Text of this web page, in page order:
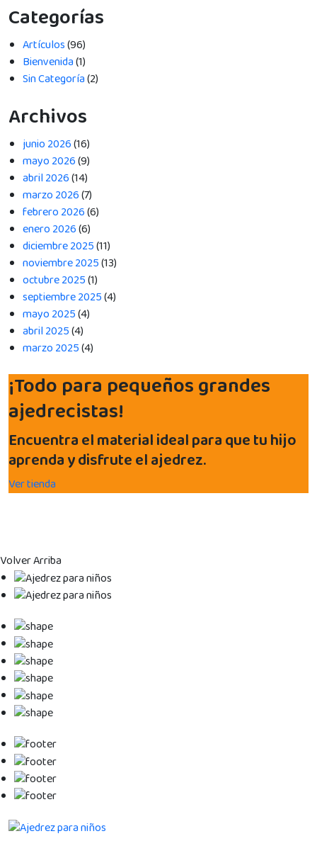
Categorías
Artículos(96)
Bienvenida(1)
Sin Categoría(2)
Archivos
junio 2026(16)
mayo 2026(9)
abril 2026(14)
marzo 2026(7)
febrero 2026(6)
enero 2026(6)
diciembre 2025(11)
noviembre 2025(13)
octubre 2025(1)
septiembre 2025(4)
mayo 2025(4)
abril 2025(4)
marzo 2025(4)
¡Todo para pequeños grandes
ajedrecistas!
Encuentra el material ideal para que tu hijo
aprenda y disfrute el ajedrez.
Ver tienda
Volver Arriba